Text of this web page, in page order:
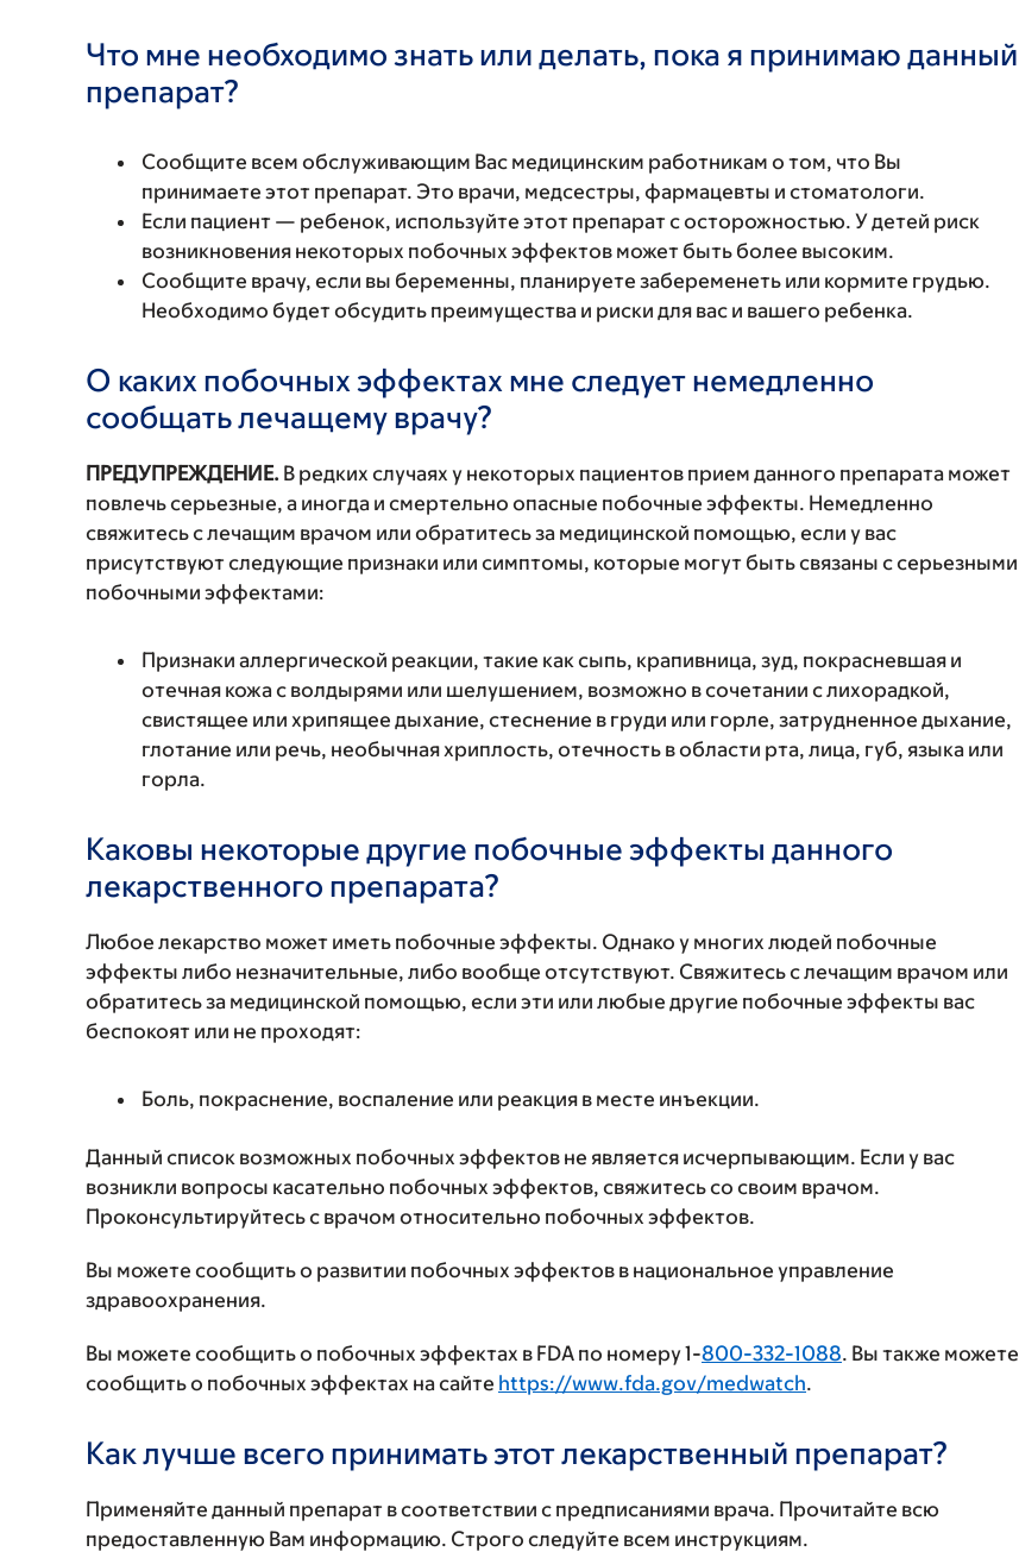
Что мне необходимо знать или делать, пока я принимаю данный
препарат?
Сообщите всем обслуживающим Вас медицинским работникам о том, что Вы
принимаете этот препарат. Это врачи, медсестры, фармацевты и стоматологи.
Если пациент — ребенок, используйте этот препарат с осторожностью. У детей риск
возникновения некоторых побочных эффектов может быть более высоким.
Сообщите врачу, если вы беременны, планируете забеременеть или кормите грудью.
Необходимо будет обсудить преимущества и риски для вас и вашего ребенка.
О каких побочных эффектах мне следует немедленно
сообщать лечащему врачу?
ПРЕДУПРЕЖДЕНИЕ. В редких случаях у некоторых пациентов прием данного препарата может
повлечь серьезные, а иногда и смертельно опасные побочные эффекты. Немедленно
свяжитесь с лечащим врачом или обратитесь за медицинской помощью, если у вас
присутствуют следующие признаки или симптомы, которые могут быть связаны с серьезными
побочными эффектами:
Признаки аллергической реакции, такие как сыпь, крапивница, зуд, покрасневшая и
отечная кожа с волдырями или шелушением, возможно в сочетании с лихорадкой,
свистящее или хрипящее дыхание, стеснение в груди или горле, затрудненное дыхание,
глотание или речь, необычная хриплость, отечность в области рта, лица, губ, языка или
горла.
Каковы некоторые другие побочные эффекты данного
лекарственного препарата?
Любое лекарство может иметь побочные эффекты. Однако у многих людей побочные
эффекты либо незначительные, либо вообще отсутствуют. Свяжитесь с лечащим врачом или
обратитесь за медицинской помощью, если эти или любые другие побочные эффекты вас
беспокоят или не проходят:
Боль, покраснение, воспаление или реакция в месте инъекции.
Данный список возможных побочных эффектов не является исчерпывающим. Если у вас
возникли вопросы касательно побочных эффектов, свяжитесь со своим врачом.
Проконсультируйтесь с врачом относительно побочных эффектов.
Вы можете сообщить о развитии побочных эффектов в национальное управление
здравоохранения.
Вы можете сообщить о побочных эффектах в FDA по номеру 1-800-332-1088. Вы также можете
сообщить о побочных эффектах на сайте https://www.fda.gov/medwatch.
Как лучше всего принимать этот лекарственный препарат?
Применяйте данный препарат в соответствии с предписаниями врача. Прочитайте всю
предоставленную Вам информацию. Строго следуйте всем инструкциям.